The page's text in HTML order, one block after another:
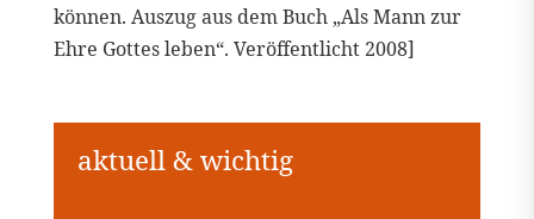
können. Auszug aus dem Buch „Als Mann zur
Ehre Gottes leben“. Veröffentlicht 2008]